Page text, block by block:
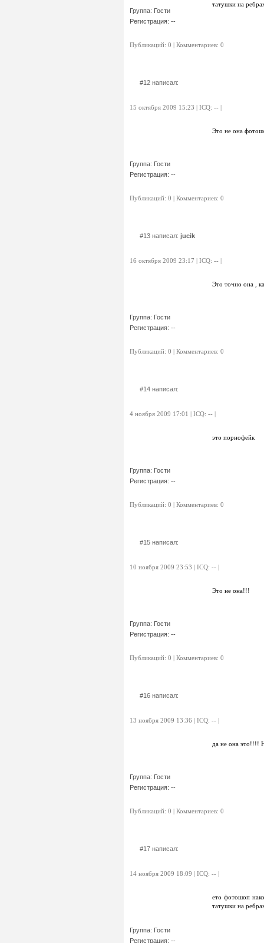
Группа: Гости
Регистрация: --
татушки на
Публикаций: 0 | Комментариев: 0
#12 написал:
15 октября 2009 15:23 | ICQ: -- |
Группа: Гости
Регистрация: --
Это не она
Публикаций: 0 | Комментариев: 0
#13 написал: jucik
16 октября 2009 23:17 | ICQ: -- |
Группа: Гости
Регистрация: --
Это точно она ,
Публикаций: 0 | Комментариев: 0
#14 написал:
4 ноября 2009 17:01 | ICQ: -- |
Группа: Гости
Регистрация: --
это порнофейк
Публикаций: 0 | Комментариев: 0
#15 написал:
10 ноября 2009 23:53 | ICQ: -- |
Группа: Гости
Регистрация: --
Это не она!!!
Публикаций: 0 | Комментариев: 0
#16 написал:
13 ноября 2009 13:36 | ICQ: -- |
Группа: Гости
Регистрация: --
да не она это!!!!
Публикаций: 0 | Комментариев: 0
#17 написал:
14 ноября 2009 18:09 | ICQ: -- |
Группа: Гости
Регистрация: --
ето фотошоп
татушки на